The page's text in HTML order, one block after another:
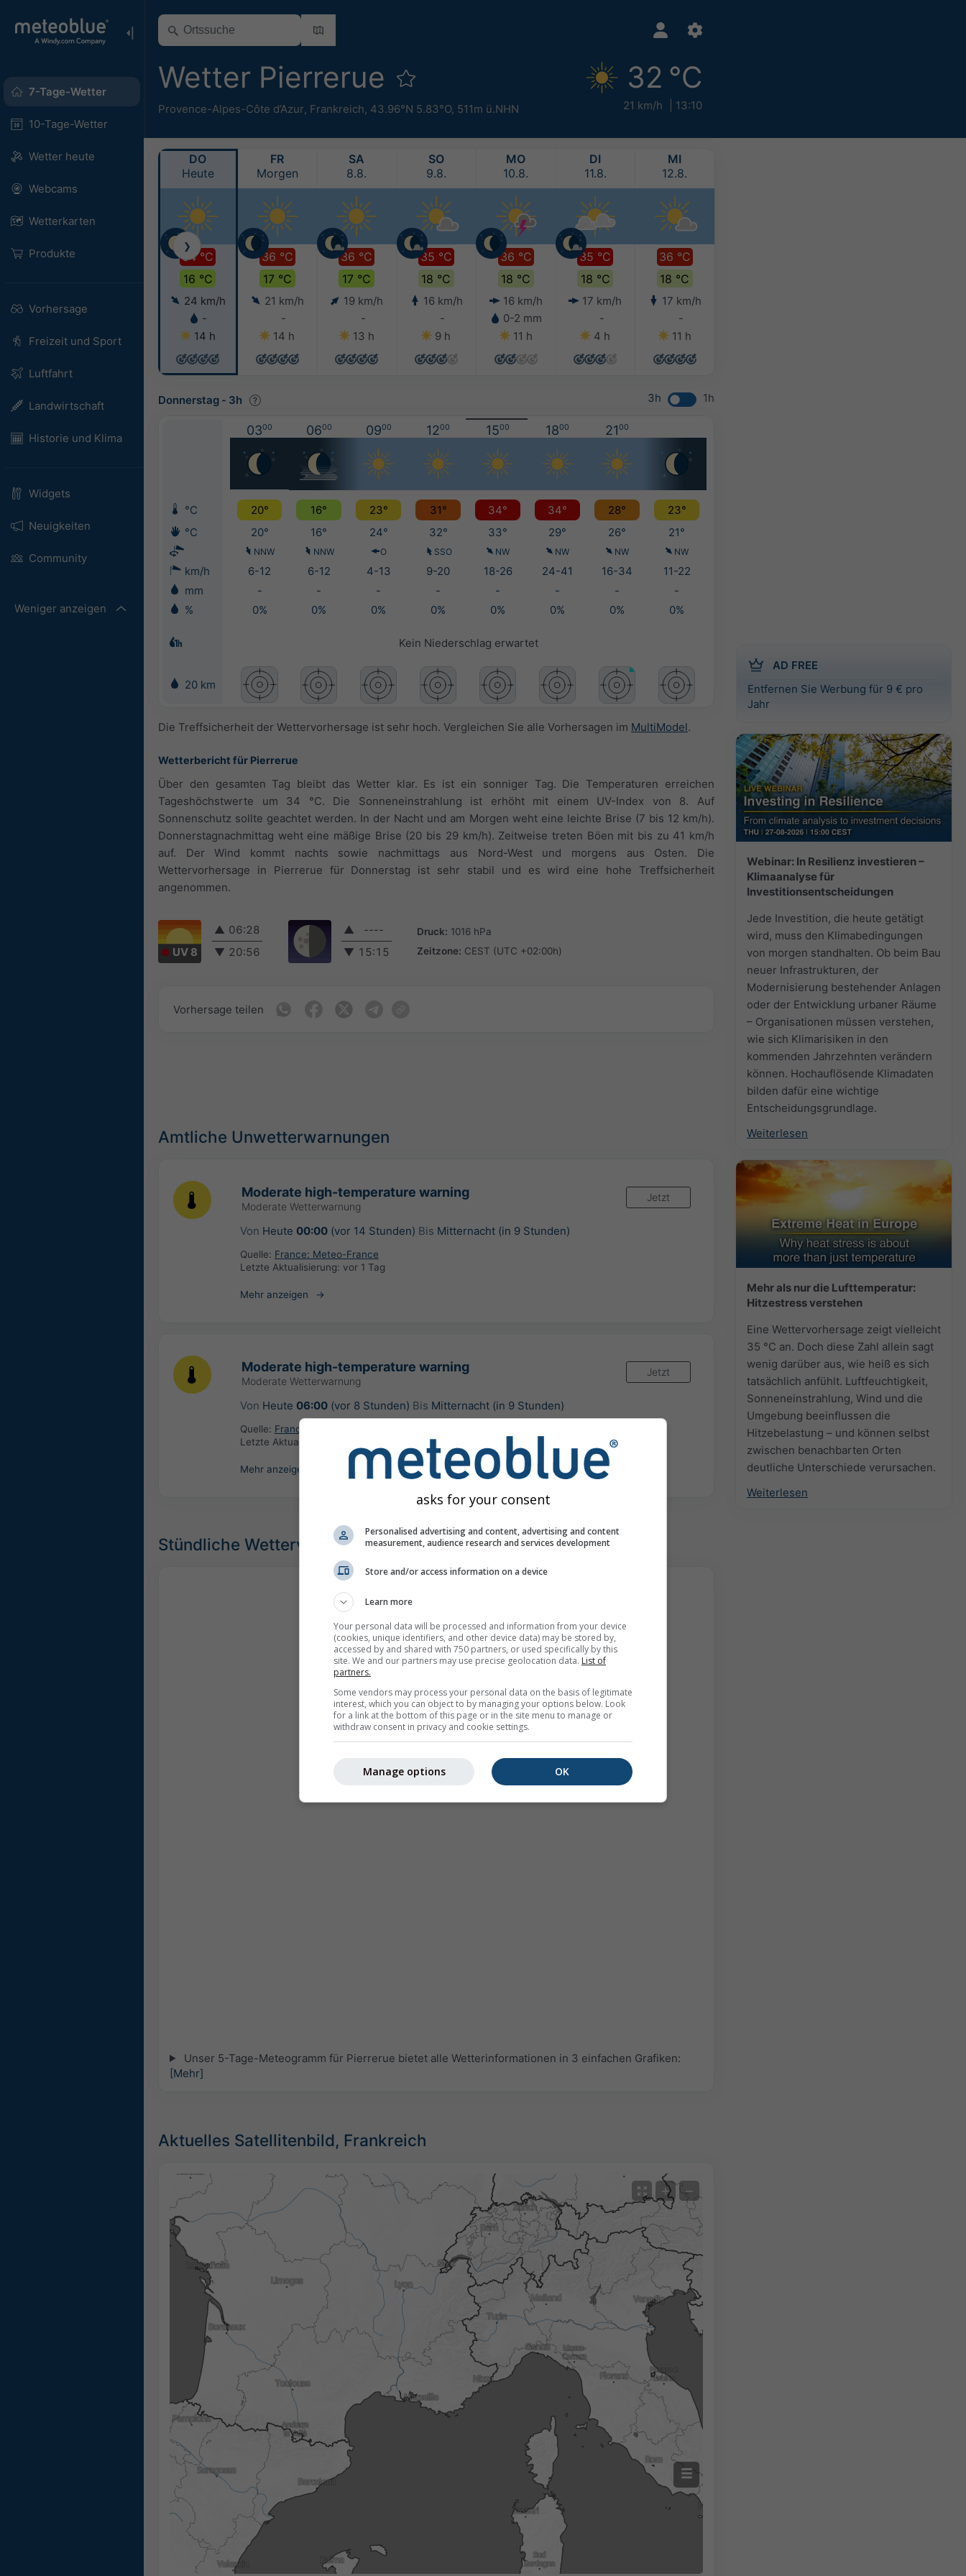
7-Tage-Wetter
10-Tage-Wetter
Wetter heute
Webcams
Wetterkarten
Produkte
Vorhersage
Freizeit und Sport
Luftfahrt
Landwirtschaft
Historie und Klima
Widgets
Neuigkeiten
Community
Weniger anzeigen
Wetter Pierrerue
Provence-Alpes-Côte d’Azur, Frankreich, 43.96°N 5.83°O, 511m ü.NHN
32 °C
21 km/h 13:10
AD FREE
Entfernen Sie Werbung für 9 € pro
Jahr
Webinar: In Resilienz investieren –
Klimaanalyse für
Investitionsentscheidungen
Jede Investition, die heute getätigt
wird, muss den Klimabedingungen
von morgen standhalten. Ob beim Bau
neuer Infrastrukturen, der
Modernisierung bestehender Anlagen
oder der Entwicklung urbaner Räume
– Organisationen müssen verstehen,
wie sich Klimarisiken in den
kommenden Jahrzehnten verändern
können. Hochauflösende Klimadaten
bilden dafür eine wichtige
Entscheidungsgrundlage.
Weiterlesen
Mehr als nur die Lufttemperatur:
Hitzestress verstehen
Eine Wettervorhersage zeigt vielleicht
35 °C an. Doch diese Zahl allein sagt
wenig darüber aus, wie heiß es sich
tatsächlich anfühlt. Luftfeuchtigkeit,
Sonneneinstrahlung, Wind und die
Umgebung beeinflussen die
Hitzebelastung – und können selbst
zwischen benachbarten Orten
deutliche Unterschiede verursachen.
Weiterlesen
DO
Heute
34 °C
16 °C
24 km/h
-
14 h
FR
Morgen
36 °C
17 °C
21 km/h
-
14 h
SA
8.8.
36 °C
17 °C
19 km/h
-
13 h
SO
9.8.
35 °C
18 °C
16 km/h
-
9 h
MO
10.8.
36 °C
18 °C
16 km/h
0-2 mm
11 h
DI
11.8.
35 °C
18 °C
17 km/h
-
4 h
MI
12.8.
36 °C
18 °C
17 km/h
-
11 h
❯
Donnerstag - 3h 3h 1h
0300 0600 0900 1200 1500 1800 2100
°C 20° 16° 23° 31° 34° 34° 28°
23°
°C
20° 16° 24° 32° 33° 29° 26° 21°
NNW NNW O SSO NW NW NW NW
km/h 6-12 6-12 4-13 9-20 18-26 24-41 16-34
11-22
mm
- - - - - - -
-
%
0% 0% 0% 0% 0% 0% 0% 0%
Kein Niederschlag erwartet
20 km
Die Treffsicherheit der Wettervorhersage ist sehr hoch. Vergleichen Sie alle Vorhersagen im MultiModel.
Wetterbericht für Pierrerue
Über den gesamten Tag bleibt das Wetter klar. Es ist ein sonniger Tag. Die Temperaturen erreichen
Tageshöchstwerte um 34 °C. Die Sonneneinstrahlung ist erhöht mit einem UV-Index von 8. Auf
Sonnenschutz sollte geachtet werden. In der Nacht und am Morgen weht eine leichte Brise (7 bis 12 km/h).
Donnerstagnachmittag weht eine mäßige Brise (20 bis 29 km/h). Zeitweise treten Böen mit bis zu 41 km/h
auf. Der Wind kommt nachts sowie nachmittags aus Nord-West und morgens aus Osten. Die
Wettervorhersage in Pierrerue für Donnerstag ist sehr stabil und es wird eine hohe Treffsicherheit
angenommen.
UV 8
▲ 06:28
▼ 20:56
▲
----
▼ 15:15
Druck: 1016 hPa
Zeitzone: CEST (UTC +02:00h)
Vorhersage teilen
Amtliche Unwetterwarnungen
Moderate high-temperature warning
Moderate Wetterwarnung
Jetzt
Von Heute 00:00(vor 14 Stunden) Bis Mitternacht (in 9 Stunden)
Quelle: France: Meteo-France
Letzte Aktualisierung: vor 1 Tag
Mehr anzeigen
Moderate high-temperature warning
Moderate Wetterwarnung
Jetzt
Von Heute 06:00(vor 8 Stunden) Bis Mitternacht (in 9 Stunden)
Quelle: France: Meteo-France
Letzte Aktualisierung:
Mehr anzeigen
Stündliche Wettervorhersage für Pierrerue
Unser 5-Tage-Meteogramm für Pierrerue bietet alle Wetterinformationen in 3 einfachen Grafiken:
[Mehr]
Aktuelles Satellitenbild, Frankreich
18h
11:30 11:45 12:30 13:30
+ −
asks for your consent
Personalised advertising and content, advertising and content
measurement, audience research and services development
Store and/or access information on a device
Learn more
Your personal data will be processed and information from your device
(cookies, unique identifiers, and other device data) may be stored by,
accessed by and shared with 750 partners, or used specifically by this
site. We and our partners may use precise geolocation data. List of
partners.
Some vendors may process your personal data on the basis of legitimate
interest, which you can object to by managing your options below. Look
for a link at the bottom of this page or in the site menu to manage or
withdraw consent in privacy and cookie settings.
OK
Manage options